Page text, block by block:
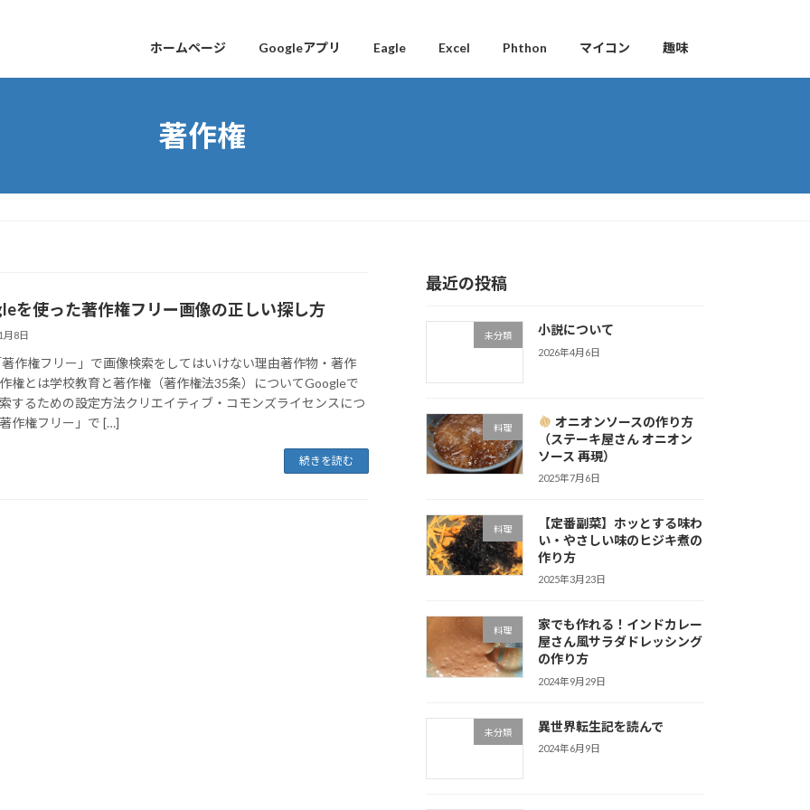
ホームページ Googleアプリ Eagle Excel Phthon マイコン 趣味
著作権
を使った著作権フリー画像の正しい探し方
月8日
作権フリー」で画像検索をしてはいけない理由著作物・著作
権とは学校教育と著作権（著作権法35条）についてGoogleで
するための設定方法クリエイティブ・コモンズライセンスにつ
作権フリー」で […]
続きを読む
最近の投稿
未分類 小説について
2026年4月6日
料理
オニオンソースの作り方
（ステーキ屋さん オニオン
ソース 再現）
2025年7月6日
料理
【定番副菜】ホッとする味わ
い・やさしい味のヒジキ煮の
作り方
2025年3月23日
料理
家でも作れる！インドカレー
屋さん風サラダドレッシング
の作り方
2024年9月29日
未分類 異世界転生記を読んで
2024年6月9日